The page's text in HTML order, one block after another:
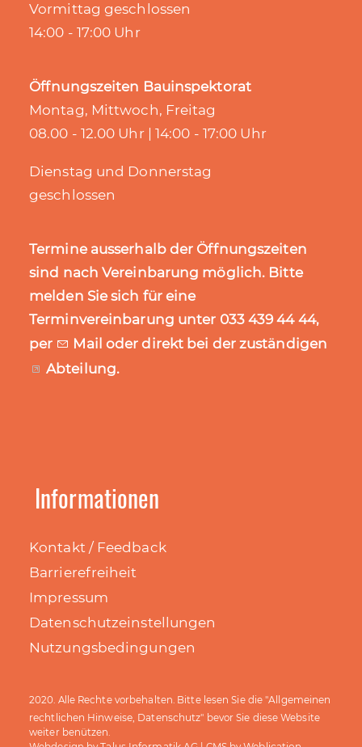
Vormittag geschlossen
14:00 - 17:00 Uhr
Öffnungszeiten Bauinspektorat
Montag, Mittwoch, Freitag
08.00 - 12.00 Uhr | 14:00 - 17:00 Uhr
Dienstag und Donnerstag
geschlossen
Termine ausserhalb der Öffnungszeiten
sind nach Vereinbarung möglich. Bitte
melden Sie sich für eine
Terminvereinbarung unter 033 439 44 44,
per
Mail oder direkt bei der zuständigen
Abteilung.
Informationen
Kontakt / Feedback
Barrierefreiheit
Impressum
Datenschutzeinstellungen
Nutzungsbedingungen
2020. Alle Rechte vorbehalten. Bitte lesen Sie die "Allgemeinen
rechtlichen Hinweise, Datenschutz" bevor Sie diese Website
weiter benützen.